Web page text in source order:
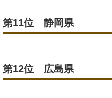
第11位 静岡県
第12位 広島県